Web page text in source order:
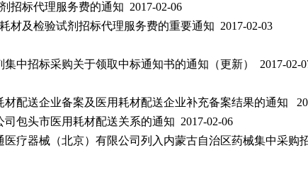
招标代理服务费的通知 2017-02-06
材及检验试剂招标代理服务费的重要通知 2017-02-03
集中招标采购关于领取中标通知书的通知（更新） 2017-02-
材配送企业备案及医用耗材配送企业补充备案结果的通知
包头市医用耗材配送关系的通知 2017-02-06
医疗器械（北京）有限公司列入内蒙古自治区药械集中采购